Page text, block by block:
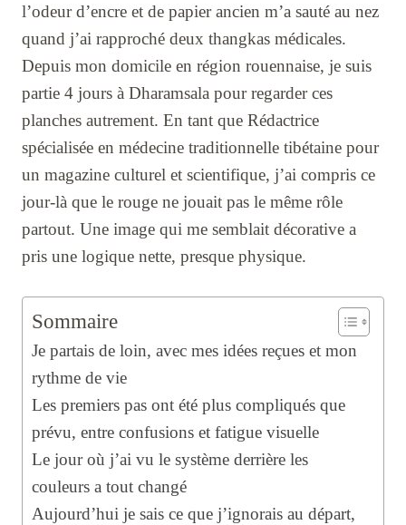
l’odeur d’encre et de papier ancien m’a sauté au nez
quand j’ai rapproché deux thangkas médicales.
Depuis mon domicile en région rouennaise, je suis
partie 4 jours à Dharamsala pour regarder ces
planches autrement. En tant que Rédactrice
spécialisée en médecine traditionnelle tibétaine pour
un magazine culturel et scientifique, j’ai compris ce
jour-là que le rouge ne jouait pas le même rôle
partout. Une image qui me semblait décorative a
pris une logique nette, presque physique.
Sommaire
Je partais de loin, avec mes idées reçues et mon
rythme de vie
Les premiers pas ont été plus compliqués que
prévu, entre confusions et fatigue visuelle
Le jour où j’ai vu le système derrière les
couleurs a tout changé
Aujourd’hui je sais ce que j’ignorais au départ,